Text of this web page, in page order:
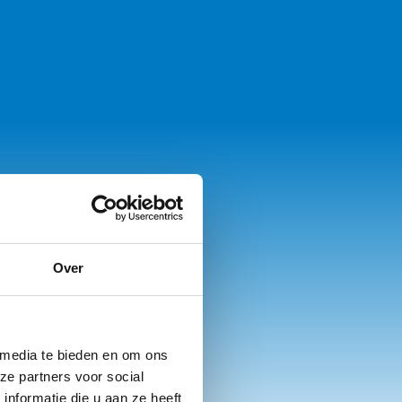
Over
te bieden en om ons
partners voor social
die u aan ze heeft